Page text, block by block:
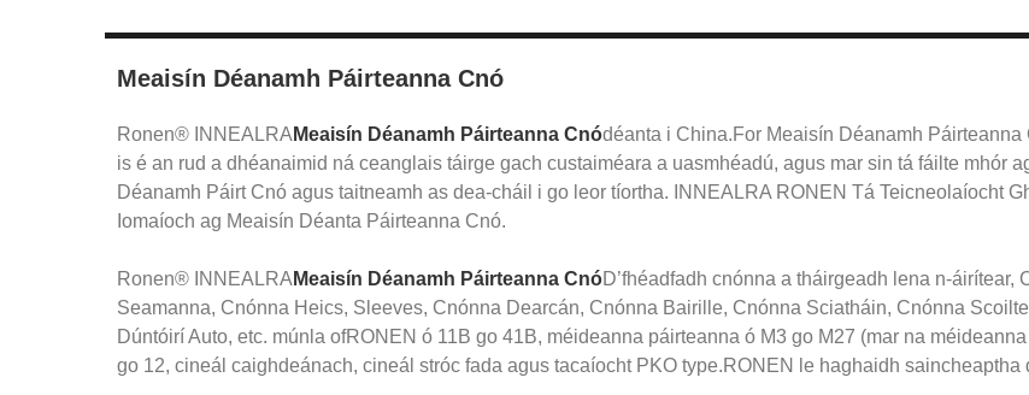
Meaisín Déanamh Páirteanna Cnó
Ronen® INNEALRA Meaisín Déanamh Páirteanna Cnódéanta i China.For Meaisín Déanamh
is é an rud a dhéanaimid ná ceanglais táirge gach custaiméara a uasmhéadú, agus mar sin tá fáilte mhór
Déanamh Páirt Cnó agus taitneamh as dea-cháil i go leor tíortha. INNEALRA RONEN Tá Teicneolaíocht
Iomaíoch ag Meaisín Déanta Páirteanna Cnó.
Ronen® INNEALRA Meaisín Déanamh Páirteanna CnóD’fhéadfadh cnónna a tháirgeadh lena n-
Seamanna, Cnónna Heics, Sleeves, Cnónna Dearcán, Cnónna Bairille, Cnónna Sciatháin, Cnónna
Dúntóirí Auto, etc. múnla ofRONEN ó 11B go 41B, méideanna páirteanna ó M3 go M27 (mar na
go 12, cineál caighdeánach, cineál stróc fada agus tacaíocht PKO type.RONEN le haghaidh saincheaptha